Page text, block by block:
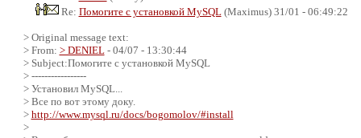
Re: Помогите с установкой MySQL(Maximus) 31/01 - 06:49:22
> Original message text:
> From: > DENIEL- 04/07 - 13:30:44
> Subject:Помогите с установкой MySQL
> -----------------
> Установил MySQL...
> Все по вот этому доку.
> http://www.mysql.ru/docs/bogomolov/#install
>